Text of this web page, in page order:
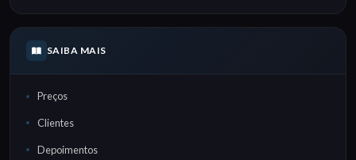
SAIBA MAIS
Preços
Clientes
Depoimentos